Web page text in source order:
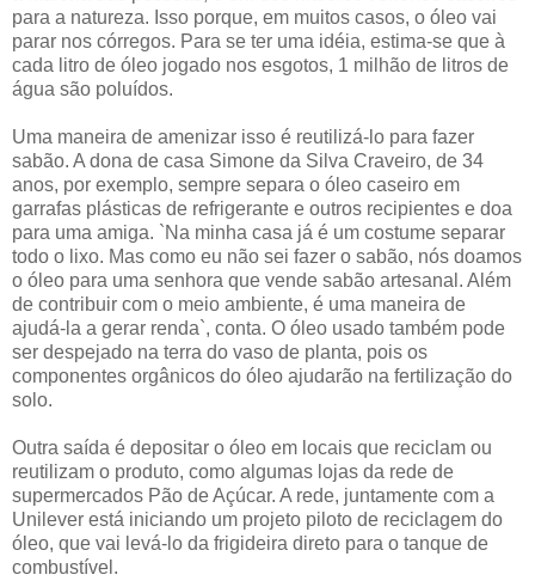
para a natureza. Isso porque, em muitos casos, o óleo vai
parar nos córregos. Para se ter uma idéia, estima-se que à
cada litro de óleo jogado nos esgotos, 1 milhão de litros de
água são poluídos.
Uma maneira de amenizar isso é reutilizá-lo para fazer
sabão. A dona de casa Simone da Silva Craveiro, de 34
anos, por exemplo, sempre separa o óleo caseiro em
garrafas plásticas de refrigerante e outros recipientes e doa
para uma amiga. `Na minha casa já é um costume separar
todo o lixo. Mas como eu não sei fazer o sabão, nós doamos
o óleo para uma senhora que vende sabão artesanal. Além
de contribuir com o meio ambiente, é uma maneira de
ajudá-la a gerar renda`, conta. O óleo usado também pode
ser despejado na terra do vaso de planta, pois os
componentes orgânicos do óleo ajudarão na fertilização do
solo.
Outra saída é depositar o óleo em locais que reciclam ou
reutilizam o produto, como algumas lojas da rede de
supermercados Pão de Açúcar. A rede, juntamente com a
Unilever está iniciando um projeto piloto de reciclagem do
óleo, que vai levá-lo da frigideira direto para o tanque de
combustível.